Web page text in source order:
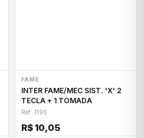
FAME
INTER FAME/MEC SIST. 'X' 2
TECLA + 1 TOMADA
Ref: 1196
R$ 10,05